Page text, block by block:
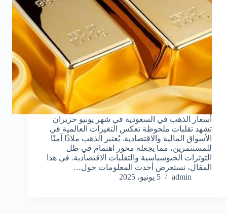
أسعار الذهب في السعودية في شهر يونيو حزيران
تشهد تقلبات ملحوظة تعكس التغيرات العالمية في
الأسواق المالية والاقتصادية. يُعتبر الذهب ملاذًا آمنًا
للمستثمرين، مما يجعله محور اهتمام في ظل
التوترات الجيوسياسية والتقلبات الاقتصادية. في هذا
المقال، نستعرض أحدث المعلومات حول…
admin
5 يونيو، 2025